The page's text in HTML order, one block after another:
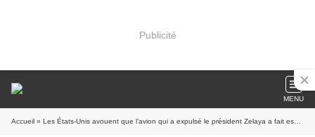
Publicité
MENU
Accueil » Les États-Unis avouent que l’avion qui a expulsé le président Zelaya a fait escale dans la base américaine près de la capitale hondurienne.